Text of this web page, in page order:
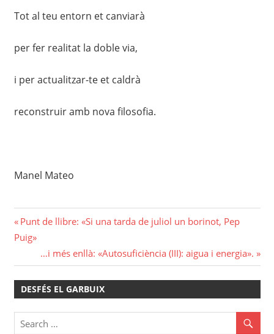
Tot al teu entorn et canviarà
per fer realitat la doble via,
i per actualitzar-te et caldrà
reconstruir amb nova filosofia.
Manel Mateo
Navegació
d'entrades
Previous
Post:
Punt de llibre: «Si una tarda de juliol un borinot, Pep
Puig»
Next
Post:
…i més enllà: «Autosuficiència (III): aigua i energia».
DESFÉS EL GARBUIX